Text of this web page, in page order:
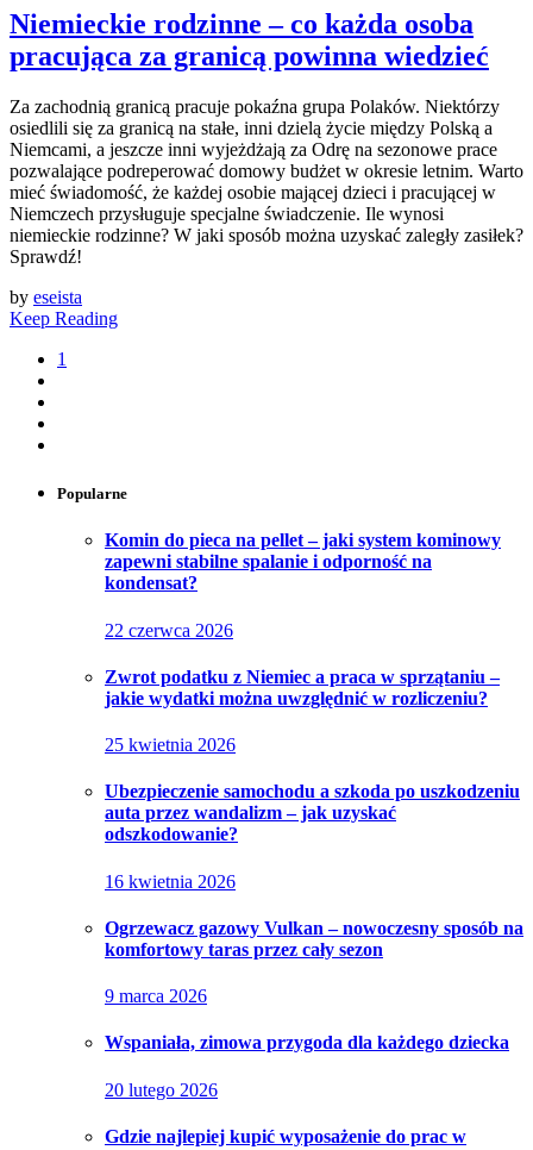
Niemieckie rodzinne – co każda osoba
pracująca za granicą powinna wiedzieć
Za zachodnią granicą pracuje pokaźna grupa Polaków. Niektórzy
osiedlili się za granicą na stałe, inni dzielą życie między Polską a
Niemcami, a jeszcze inni wyjeżdżają za Odrę na sezonowe prace
pozwalające podreperować domowy budżet w okresie letnim. Warto
mieć świadomość, że każdej osobie mającej dzieci i pracującej w
Niemczech przysługuje specjalne świadczenie. Ile wynosi
niemieckie rodzinne? W jaki sposób można uzyskać zaległy zasiłek?
Sprawdź!
by eseista
Keep Reading
1
Popularne
Komin do pieca na pellet – jaki system kominowy
zapewni stabilne spalanie i odporność na
kondensat?
22 czerwca 2026
Zwrot podatku z Niemiec a praca w sprzątaniu –
jakie wydatki można uwzględnić w rozliczeniu?
25 kwietnia 2026
Ubezpieczenie samochodu a szkoda po uszkodzeniu
auta przez wandalizm – jak uzyskać
odszkodowanie?
16 kwietnia 2026
Ogrzewacz gazowy Vulkan – nowoczesny sposób na
komfortowy taras przez cały sezon
9 marca 2026
Wspaniała, zimowa przygoda dla każdego dziecka
20 lutego 2026
Gdzie najlepiej kupić wyposażenie do prac w